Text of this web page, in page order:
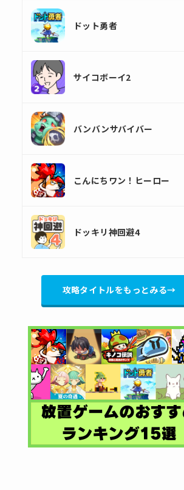
ドット勇者
サイコボーイ2
バンバンサバイバー
こんにちワン！ヒーロー
ドッキリ神回避4
攻略タイトルをもっとみる→